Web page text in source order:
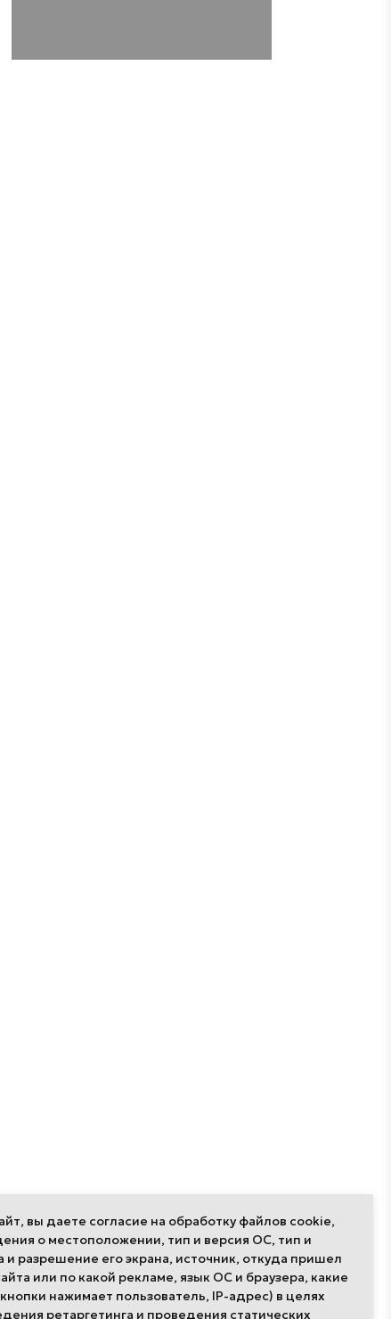
вы даете согласие на обработку файлов cookie,
о местоположении, тип и версия ОС, тип и
и разрешение его экрана, источник, откуда пришел
или по какой рекламе, язык ОС и браузера, какие
нажимает пользователь, IP-адрес) в целях
ретаргетинга и проведения статических
Публикации Проекты